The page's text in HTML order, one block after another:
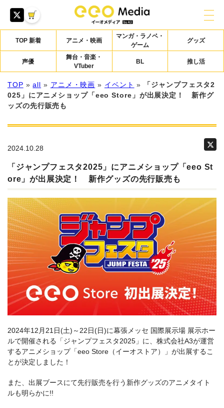
TOP 新着 アニメ・映画
マンガ・ラノベ・
ゲーム
グッズ
声優
舞台・音楽・
VTuber
BL 推し活
TOP »all » アニメ・映画 » イベント »
「ジャンプフェスタ2
025」にアニメショップ「eeo Store」が出展決定！ 新作グ
ッズの先行販売も
2024.10.28
「ジャンプフェスタ2025」にアニメショップ「eeo St
ore」が出展決定！ 新作グッズの先行販売も
2024年12月21日(土)～22日(日)に幕張メッセ 国際展示場 展示ホー
ルで開催される「ジャンプフェスタ2025」に、株式会社A3が運営
するアニメショップ「eeo Store（イーオストア）」が出展するこ
とが決定しました！
また、出展ブースにて先行販売を行う新作グッズのアニメタイト
ルも明らかに!!